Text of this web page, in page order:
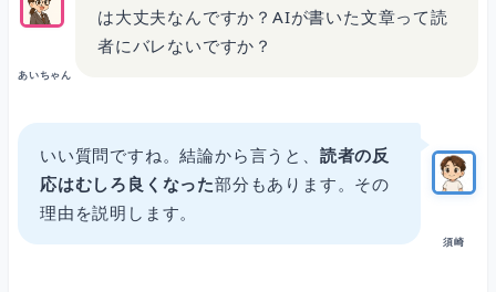
あいちゃん
は大丈夫なんですか？AIが書いた文章って読
者にバレないですか？
須崎
いい質問ですね。結論から言うと、 読者の反
応はむしろ良くなった部分もあります。その
理由を説明します。